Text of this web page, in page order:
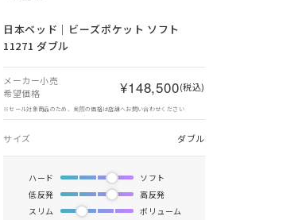
日本ベッド｜ビーズポケット ソフト
11271 ダブル
メーカー小売
希望価格
¥148,500(税込)
※セール対象商品のため、実際の価格は店舗へお問い合わせください
サイズ ダブル
ハード
ソフト
低反発
高反発
スリム
ボリューム